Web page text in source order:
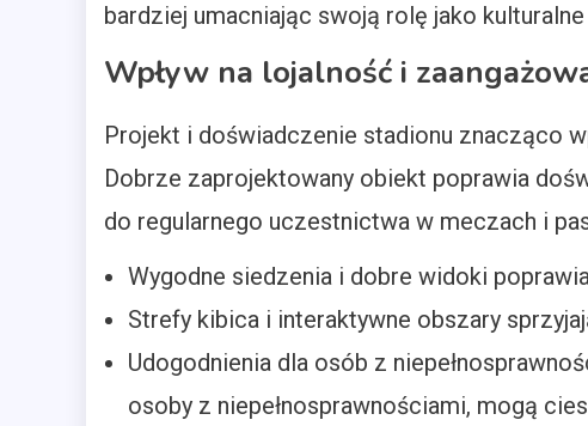
bardziej umacniając swoją rolę jako
Wpływ na lojalność i
Projekt i doświadczenie stadionu znacząco
Dobrze zaprojektowany obiekt poprawia
do regularnego uczestnictwa w meczach i
Wygodne siedzenia i dobre widoki
Strefy kibica i interaktywne obszary
Udogodnienia dla osób z
osoby z niepełnosprawnościami, mogą